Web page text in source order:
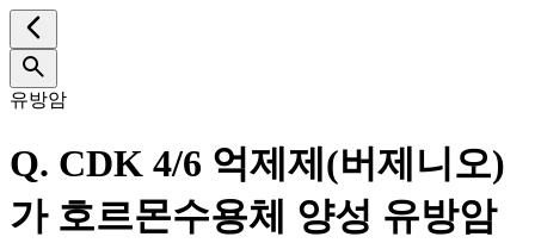
유방암
Q. CDK 4/6 억제제(버제니오)
가 호르몬수용체 양성 유방암